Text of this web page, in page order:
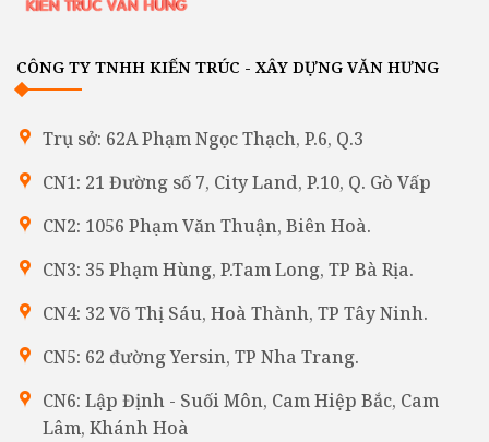
CÔNG TY TNHH KIẾN TRÚC - XÂY DỰNG VĂN HƯNG
Trụ sở: 62A Phạm Ngọc Thạch, P.6, Q.3
CN1: 21 Đường số 7, City Land, P.10, Q. Gò Vấp
CN2: 1056 Phạm Văn Thuận, Biên Hoà.
CN3: 35 Phạm Hùng, P.Tam Long, TP Bà Rịa.
CN4: 32 Võ Thị Sáu, Hoà Thành, TP Tây Ninh.
CN5: 62 đường Yersin, TP Nha Trang.
CN6: Lập Định - Suối Môn, Cam Hiệp Bắc, Cam
Lâm, Khánh Hoà